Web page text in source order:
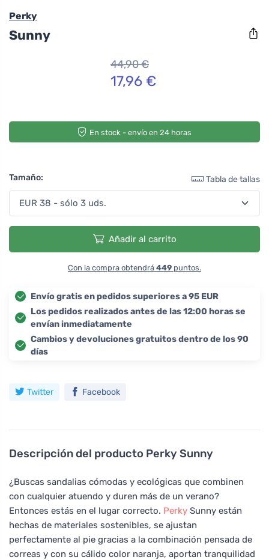
Descripción del producto Perky Sunny
¿Buscas sandalias cómodas y ecológicas que combinen
con cualquier atuendo y duren más de un verano?
Entonces estás en el lugar correcto. Perky Sunny están
hechas de materiales sostenibles, se ajustan
perfectamente al pie gracias a la combinación pensada de
correas y con su cálido color naranja, aportan tranquilidad
Perky
Sunny
44,90 €
17,96 €
En stock - envío en 24 horas
Tamaño: Tabla de tallas
Añadir al carrito
Con la compra obtendrá 449 puntos.
Envío gratis en pedidos superiores a 95 EUR
Los pedidos realizados antes de las 12:00 horas se
envían inmediatamente
Cambios y devoluciones gratuitos dentro de los 90
días
Twitter Facebook